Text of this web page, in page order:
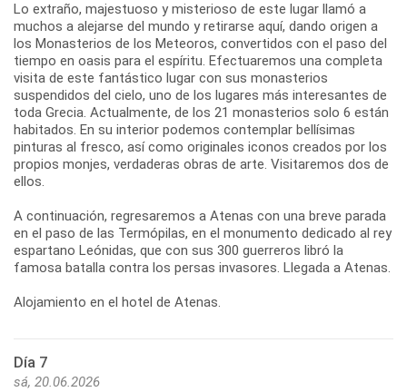
Lo extraño, majestuoso y misterioso de este lugar llamó a
muchos a alejarse del mundo y retirarse aquí, dando origen a
los Monasterios de los Meteoros, convertidos con el paso del
tiempo en oasis para el espíritu. Efectuaremos una completa
visita de este fantástico lugar con sus monasterios
suspendidos del cielo, uno de los lugares más interesantes de
toda Grecia. Actualmente, de los 21 monasterios solo 6 están
habitados. En su interior podemos contemplar bellísimas
pinturas al fresco, así como originales iconos creados por los
propios monjes, verdaderas obras de arte. Visitaremos dos de
ellos.
A continuación, regresaremos a Atenas con una breve parada
en el paso de las Termópilas, en el monumento dedicado al rey
espartano Leónidas, que con sus 300 guerreros libró la
famosa batalla contra los persas invasores. Llegada a Atenas.
Día 7
sá, 20.06.2026